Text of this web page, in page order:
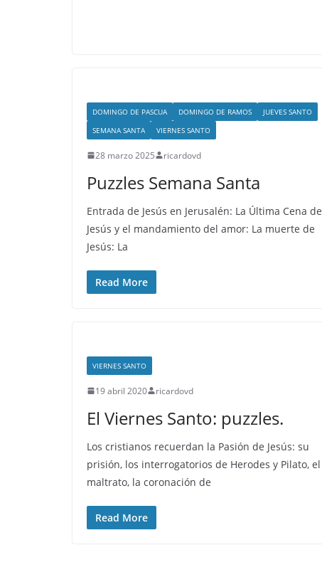
DOMINGO DE PASCUA DOMINGO DE RAMOS
JUEVES SANTO
SEMANA SANTA
VIERNES SANTO
28 marzo 2025 ricardovd
Puzzles Semana Santa
Entrada de Jesús en Jerusalén: La Última Cena de
Jesús y el mandamiento del amor: La muerte de
Jesús: La
Read More
VIERNES SANTO
19 abril 2020 ricardovd
El Viernes Santo: puzzles.
Los cristianos recuerdan la Pasión de Jesús: su
prisión, los interrogatorios de Herodes y Pilato, el
maltrato, la coronación de
Read More